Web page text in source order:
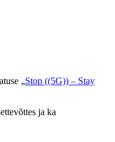
„Stop ((5G)) – Stay
ja ka